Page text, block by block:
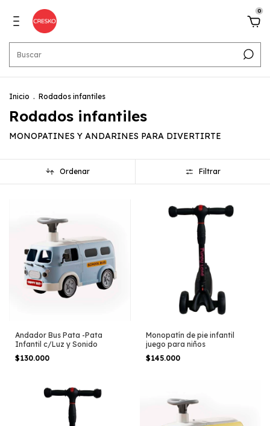
0
Inicio . Rodados infantiles
Rodados infantiles
MONOPATINES Y ANDARINES PARA DIVERTIRTE
Ordenar Filtrar
Andador Bus Pata -Pata
Infantil c/Luz y Sonido
$130.000
Monopatín de pie infantil
juego para niños
$145.000